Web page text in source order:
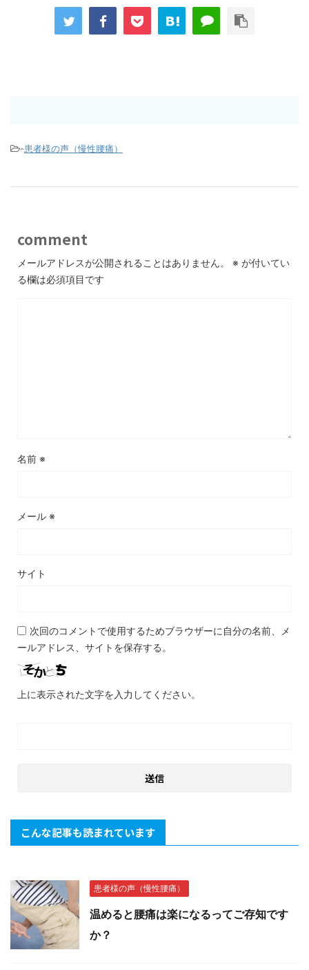
-患者様の声（慢性腰痛）
comment
メールアドレスが公開されることはありません。 ※ が付いてい
る欄は必須項目です
名前 ※
メール ※
サイト
次回のコメントで使用するためブラウザーに自分の名前、メ
ールアドレス、サイトを保存する。
上に表示された文字を入力してください。
こんな記事も読まれています
患者様の声（慢性腰痛）
温めると腰痛は楽になるってご存知です
か？